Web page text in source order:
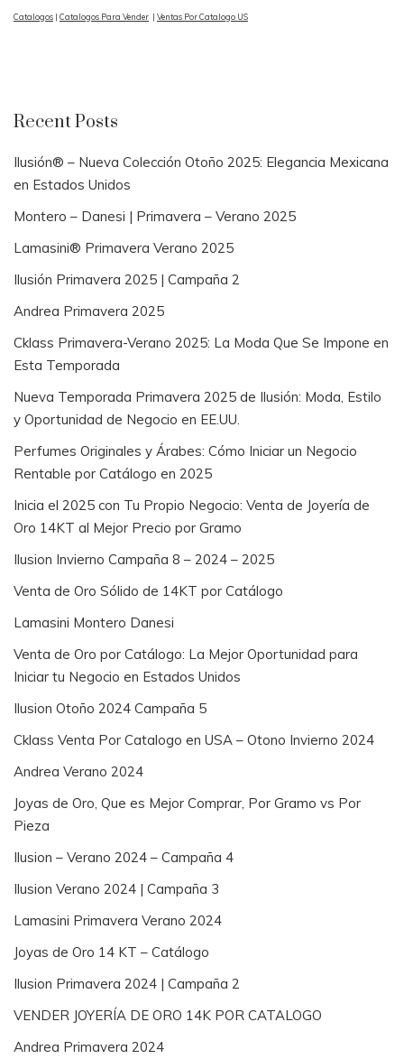
Catalogos | Catalogos Para Vender | Ventas Por Catalogo US
Recent Posts
Ilusión® – Nueva Colección Otoño 2025: Elegancia Mexicana
en Estados Unidos
Montero – Danesi | Primavera – Verano 2025
Lamasini® Primavera Verano 2025
Ilusión Primavera 2025 | Campaña 2
Andrea Primavera 2025
Cklass Primavera-Verano 2025: La Moda Que Se Impone en
Esta Temporada
Nueva Temporada Primavera 2025 de Ilusión: Moda, Estilo
y Oportunidad de Negocio en EE.UU.
Perfumes Originales y Árabes: Cómo Iniciar un Negocio
Rentable por Catálogo en 2025
Inicia el 2025 con Tu Propio Negocio: Venta de Joyería de
Oro 14KT al Mejor Precio por Gramo
Ilusion Invierno Campaña 8 – 2024 – 2025
Venta de Oro Sólido de 14KT por Catálogo
Lamasini Montero Danesi
Venta de Oro por Catálogo: La Mejor Oportunidad para
Iniciar tu Negocio en Estados Unidos
Ilusion Otoño 2024 Campaña 5
Cklass Venta Por Catalogo en USA – Otono Invierno 2024
Andrea Verano 2024
Joyas de Oro, Que es Mejor Comprar, Por Gramo vs Por
Pieza
Ilusion – Verano 2024 – Campaña 4
Ilusion Verano 2024 | Campaña 3
Lamasini Primavera Verano 2024
Joyas de Oro 14 KT – Catálogo
Ilusion Primavera 2024 | Campaña 2
VENDER JOYERÍA DE ORO 14K POR CATALOGO
Andrea Primavera 2024